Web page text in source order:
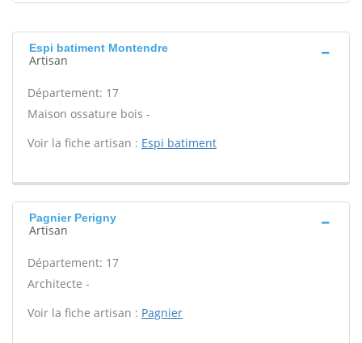
Espi batiment Montendre
Artisan
Département: 17
Maison ossature bois -
Voir la fiche artisan : Espi batiment
Pagnier Perigny
Artisan
Département: 17
Architecte -
Voir la fiche artisan : Pagnier